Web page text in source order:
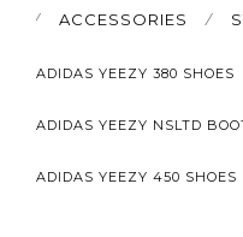
⁄ ACCESSORIES ⁄
ADIDAS YEEZY 380 SHOES
ADIDAS YEEZY NSLTD
ADIDAS YEEZY 450 SHOES